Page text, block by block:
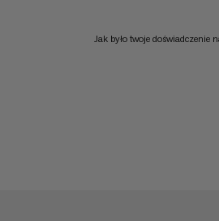
Jak było twoje doświadczenie